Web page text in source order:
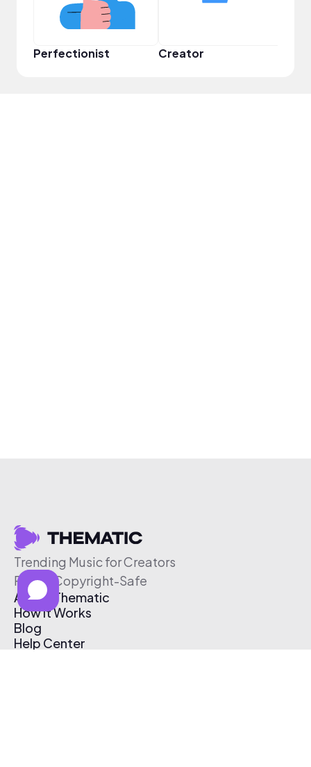
Perfectionist Creator
Trending Music for Creators
Free & Copyright-Safe
About Thematic
How It Works
Blog
Help Center